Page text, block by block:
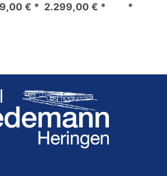
€ * 2.299,00 € *
*